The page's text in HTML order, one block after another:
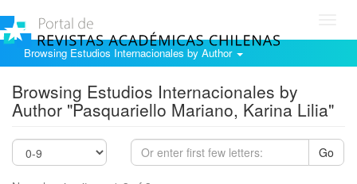
Browsing Estudios Internacionales by Author
Browsing Estudios Internacionales by
Author "Pasquariello Mariano, Karina Lilia"
Go